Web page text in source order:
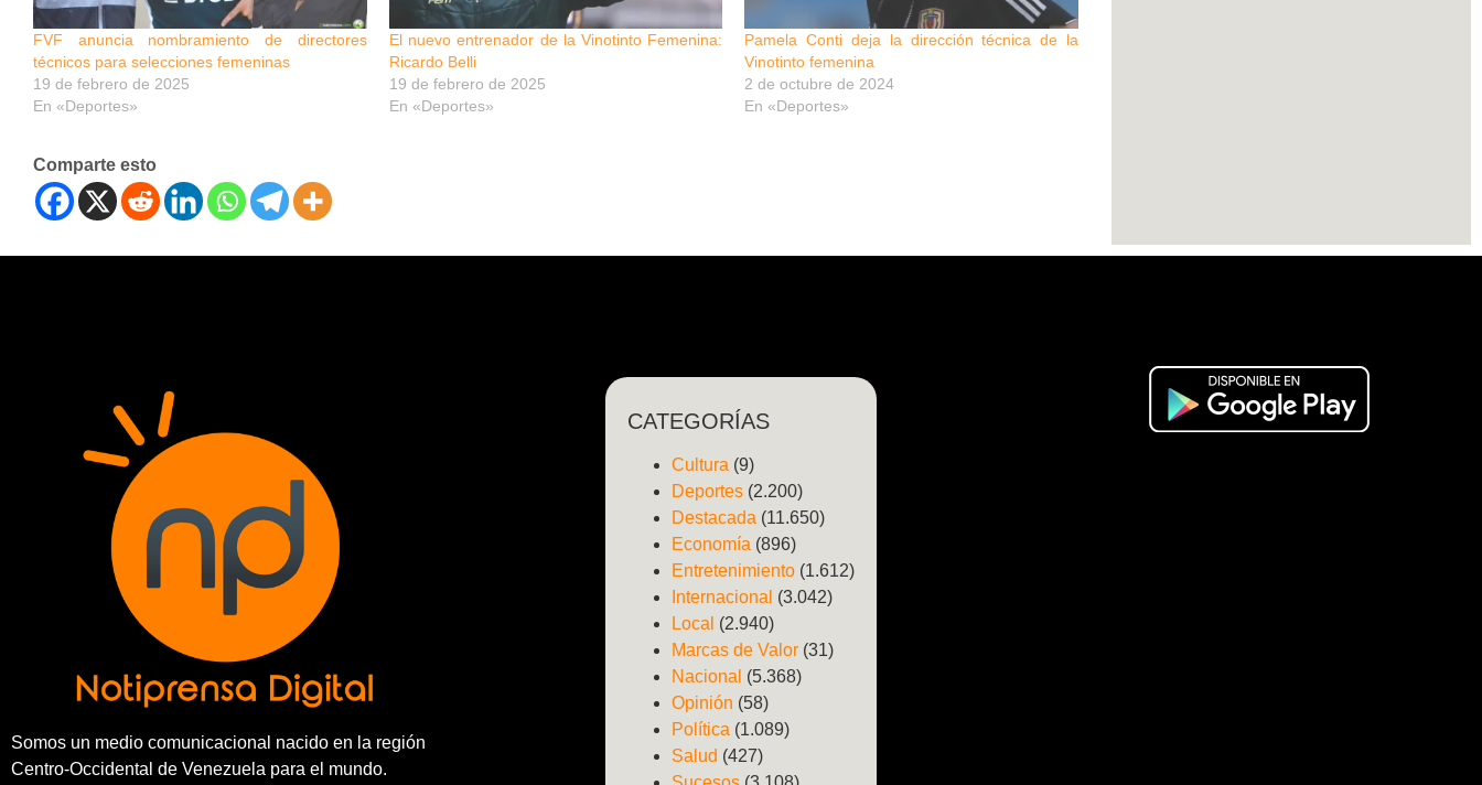
FVF anuncia nombramiento de directores
técnicos para selecciones femeninas
19 de febrero de 2025
En «Deportes»
El nuevo entrenador de la Vinotinto Femenina:
Ricardo Belli
19 de febrero de 2025
En «Deportes»
Pamela Conti deja la dirección técnica de la
Vinotinto femenina
2 de octubre de 2024
En «Deportes»
Comparte esto
Somos un medio comunicacional nacido en la región
Centro-Occidental de Venezuela para el mundo.
CATEGORÍAS
Cultura(9)
Deportes(2.200)
Destacada(11.650)
Economía(896)
Entretenimiento(1.612)
Internacional (3.042)
Local (2.940)
Marcas de Valor(31)
Nacional (5.368)
Opinión (58)
Política(1.089)
Salud (427)